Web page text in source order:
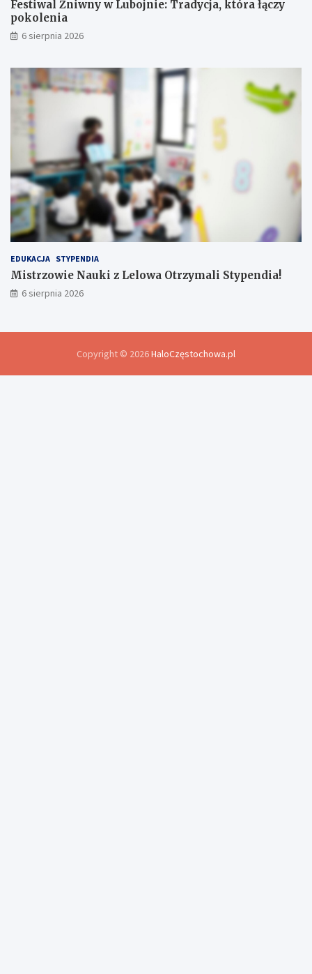
ó
t
c
e
o
Festiwal Żniwny w Lubojnie: Tradycja, która łączy
pokolenia
6 sierpnia 2026
EDUKACJA STYPENDIA
Mistrzowie Nauki z Lelowa Otrzymali Stypendia!
6 sierpnia 2026
Copyright © 2026HaloCzęstochowa.pl